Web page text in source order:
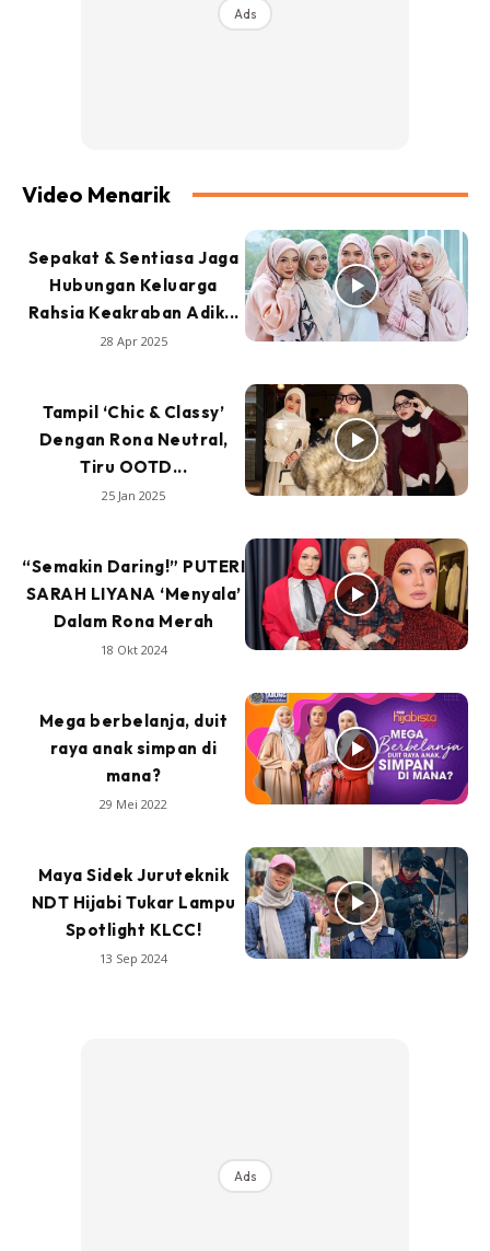
Ads
Video Menarik
Sepakat & Sentiasa Jaga
Hubungan Keluarga
Rahsia Keakraban Adik...
28 Apr 2025
Tampil ‘Chic & Classy’
Dengan Rona Neutral,
Tiru OOTD...
25 Jan 2025
“Semakin Daring!” PUTERI
SARAH LIYANA ‘Menyala’
Dalam Rona Merah
18 Okt 2024
Mega berbelanja, duit
raya anak simpan di
mana?
29 Mei 2022
Maya Sidek Juruteknik
NDT Hijabi Tukar Lampu
Spotlight KLCC!
13 Sep 2024
Ads